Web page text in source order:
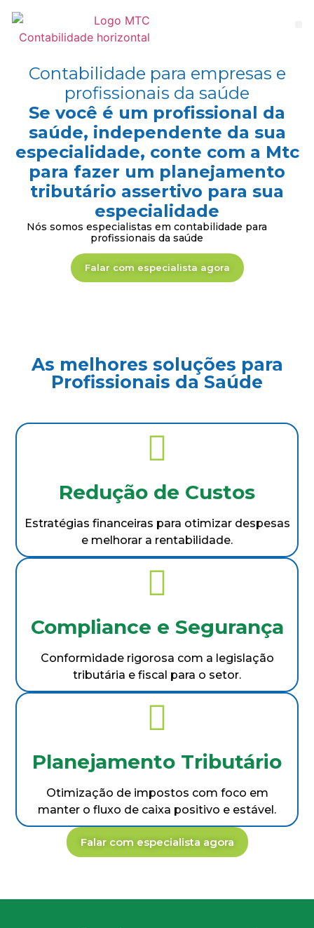
Contabilidade para empresas e
profissionais da saúde
Se você é um profissional da
saúde, independente da sua
especialidade, conte com a Mtc
para fazer um planejamento
tributário assertivo para sua
especialidade
Nós somos especialistas em contabilidade para
profissionais da saúde
Falar com especialista agora
As melhores soluções para
Profissionais da Saúde
Redução de Custos
Estratégias financeiras para otimizar despesas
e melhorar a rentabilidade.
Compliance e Segurança
Conformidade rigorosa com a legislação
tributária e fiscal para o setor.
Planejamento Tributário
Otimização de impostos com foco em
manter o fluxo de caixa positivo e estável.
Falar com especialista agora